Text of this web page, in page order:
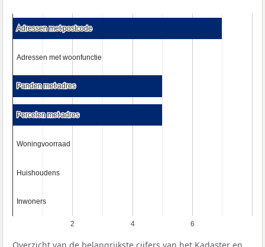
2 4 6
Adressen met postcode
Adressen met postcode
Adressen met woonfunctie
Adressen met woonfunctie
Panden met adres
Panden met adres
Percelen met adres
Percelen met adres
Woningvoorraad
Woningvoorraad
Huishoudens
Huishoudens
Inwoners
Inwoners
Overzicht van de belangrijkste cijfers van het Kadaster en